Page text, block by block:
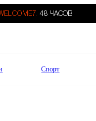
48 ЧАСОВ
Спорт